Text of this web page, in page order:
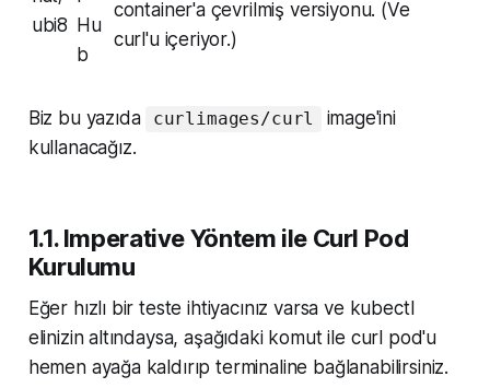
ubi8 Hu
b
container'a çevrilmiş versiyonu. (Ve
curl'u içeriyor.)
Biz bu yazıda curlimages/curl
image'ini
kullanacağız.
1.1. Imperative Yöntem ile Curl Pod
Kurulumu
Eğer hızlı bir teste ihtiyacınız varsa ve kubectl
elinizin altındaysa, aşağıdaki komut ile curl pod'u
hemen ayağa kaldırıp terminaline bağlanabilirsiniz.